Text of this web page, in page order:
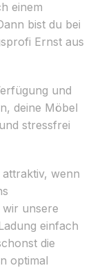
einem
bist du bei
Ernst aus
und
deine Möbel
stressfrei
wenn
unsere
einfach
die
optimal